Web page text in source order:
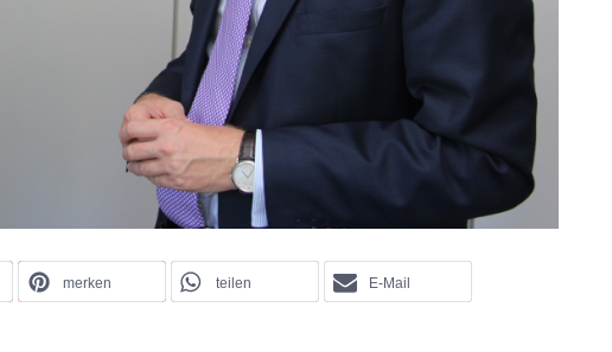
merken teilen E-Mail